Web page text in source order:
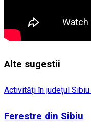
Alte sugestii
Activități în județul Sibiu
Ferestre din Sibiu